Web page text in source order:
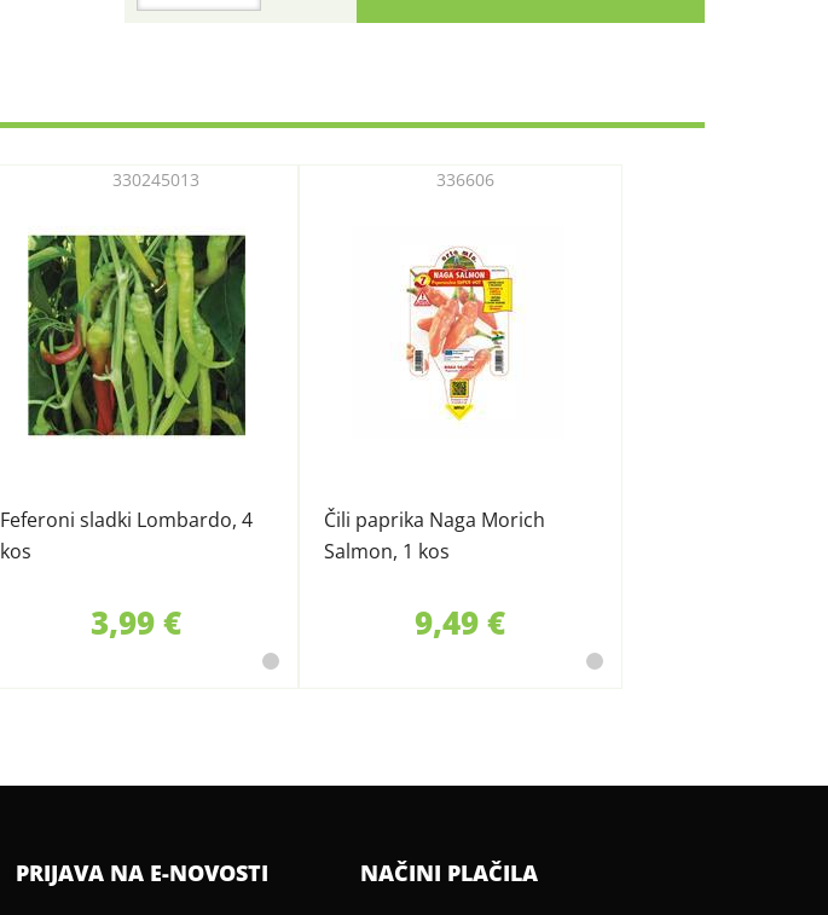
Feferoni sladki Lombardo, 4
kos
330245013
3,99 €
Čili paprika Naga Morich
Salmon, 1 kos
336606
9,49 €
PRIJAVA NA E-NOVOSTI NAČINI PLAČILA